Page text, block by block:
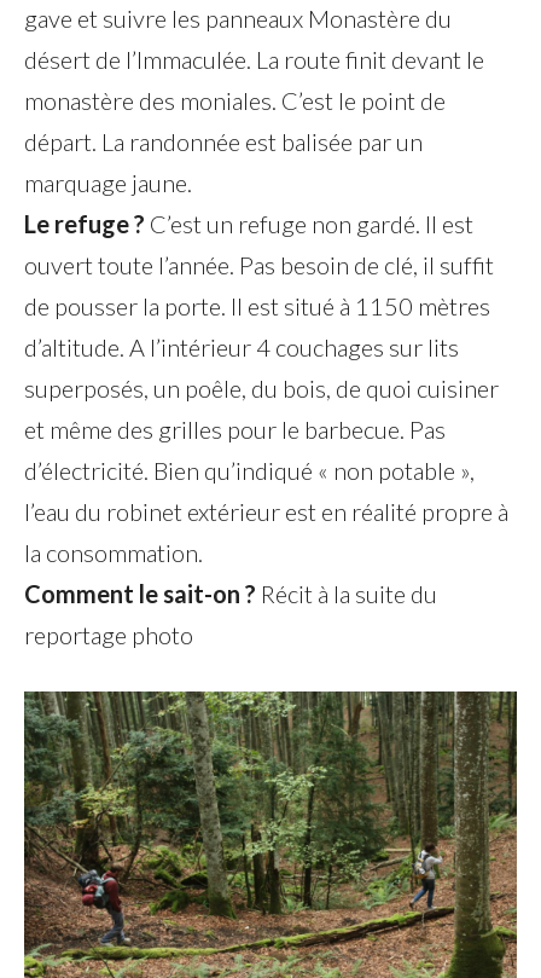
gave et suivre les panneaux Monastère du
désert de l’Immaculée. La route finit devant le
monastère des moniales. C’est le point de
départ. La randonnée est balisée par un
marquage jaune.
Le refuge ? C’est un refuge non gardé. Il est
ouvert toute l’année. Pas besoin de clé, il suffit
de pousser la porte. Il est situé à 1150 mètres
d’altitude. A l’intérieur 4 couchages sur lits
superposés, un poêle, du bois, de quoi cuisiner
et même des grilles pour le barbecue. Pas
d’électricité. Bien qu’indiqué « non potable »,
l’eau du robinet extérieur est en réalité propre à
la consommation.
Comment le sait-on ? Récit à la suite du
reportage photo